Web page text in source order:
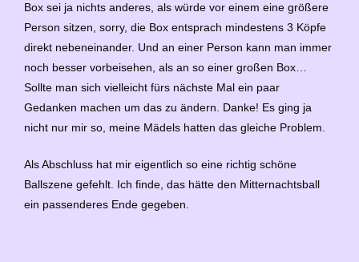
Box sei ja nichts anderes, als würde vor einem eine größere
Person sitzen, sorry, die Box entsprach mindestens 3 Köpfe
direkt nebeneinander. Und an einer Person kann man immer
noch besser vorbeisehen, als an so einer großen Box…
Sollte man sich vielleicht fürs nächste Mal ein paar
Gedanken machen um das zu ändern. Danke! Es ging ja
nicht nur mir so, meine Mädels hatten das gleiche Problem.
Als Abschluss hat mir eigentlich so eine richtig schöne
Ballszene gefehlt. Ich finde, das hätte den Mitternachtsball
ein passenderes Ende gegeben.